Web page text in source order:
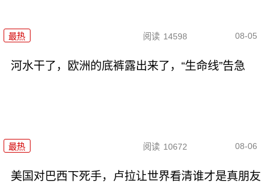
最热 阅读 14598 08-05
河水干了，欧洲的底裤露出来了，“生命线”告急
最热 阅读 10672 08-06
美国对巴西下死手，卢拉让世界看清谁才是真朋友